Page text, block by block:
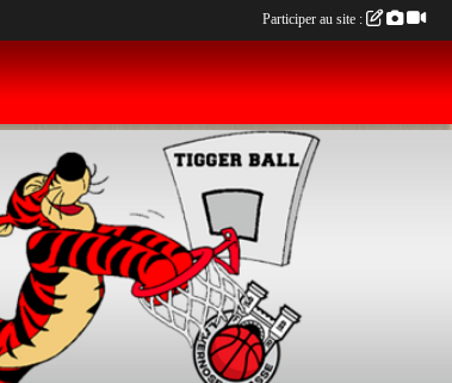
Participer au site :